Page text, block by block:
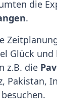
die
.
Glück und
z.B. die
Pakistan,